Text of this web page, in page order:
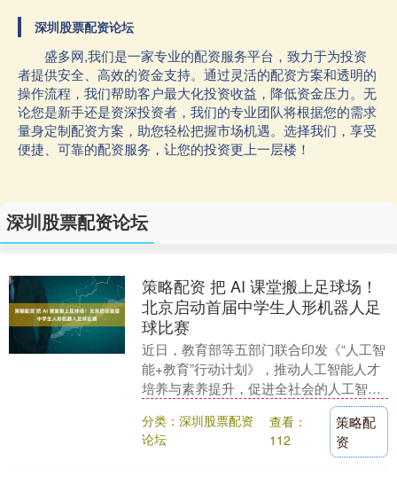
深圳股票配资论坛
盛多网,我们是一家专业的配资服务平台，致力于为投资
者提供安全、高效的资金支持。通过灵活的配资方案和透明的
操作流程，我们帮助客户最大化投资收益，降低资金压力。无
论您是新手还是资深投资者，我们的专业团队将根据您的需求
量身定制配资方案，助您轻松把握市场机遇。选择我们，享受
便捷、可靠的配资服务，让您的投资更上一层楼！
深圳股票配资论坛
策略配资 把 AI 课堂搬上足球场！
北京启动首届中学生人形机器人足
球比赛
近日，教育部等五部门联合印发《“人工智
能+教育”行动计划》，推动人工智能人才
培养与素养提升，促进全社会的人工智能
通识教育。 在此背景下，北京首届中学生
人形机器人....
分类：深圳股票配资
论坛
查看：
112
策略配
资